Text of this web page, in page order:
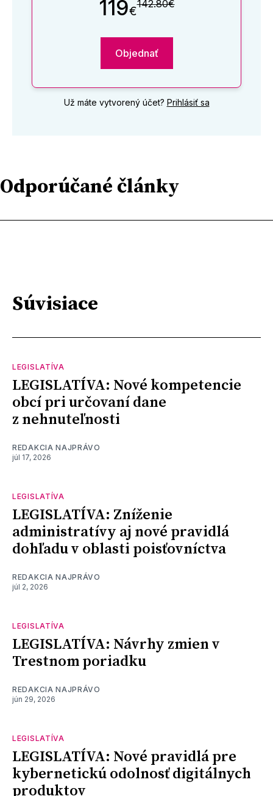
119€142.80€
Objednať
Už máte vytvorený účet? Prihlásiť sa
Odporúčané články
Súvisiace
LEGISLATÍVA
LEGISLATÍVA: Nové kompetencie
obcí pri určovaní dane
z nehnuteľnosti
REDAKCIA NAJPRÁVO
júl 17, 2026
LEGISLATÍVA
LEGISLATÍVA: Zníženie
administratívy aj nové pravidlá
dohľadu v oblasti poisťovníctva
REDAKCIA NAJPRÁVO
júl 2, 2026
LEGISLATÍVA
LEGISLATÍVA: Návrhy zmien v
Trestnom poriadku
REDAKCIA NAJPRÁVO
jún 29, 2026
LEGISLATÍVA
LEGISLATÍVA: Nové pravidlá pre
kybernetickú odolnosť digitálnych
produktov